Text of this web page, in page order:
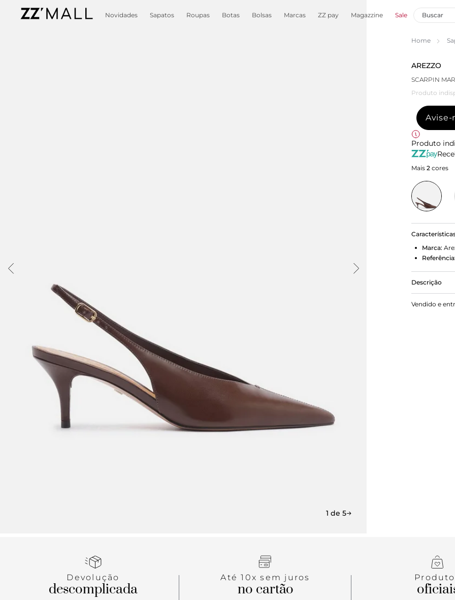
Novidades Sapatos Roupas Botas Bolsas Marcas ZZ pay Magazzine Sale
1 de 5
Home
AREZZO
SCARPIN
Produto
Avise-
Produto
Mais 2 cores
Marca:
Referência:
Descrição
Scarpin
fino e
Vendido e
Devolução
descomplicada
Até 10x sem juros
no cartão